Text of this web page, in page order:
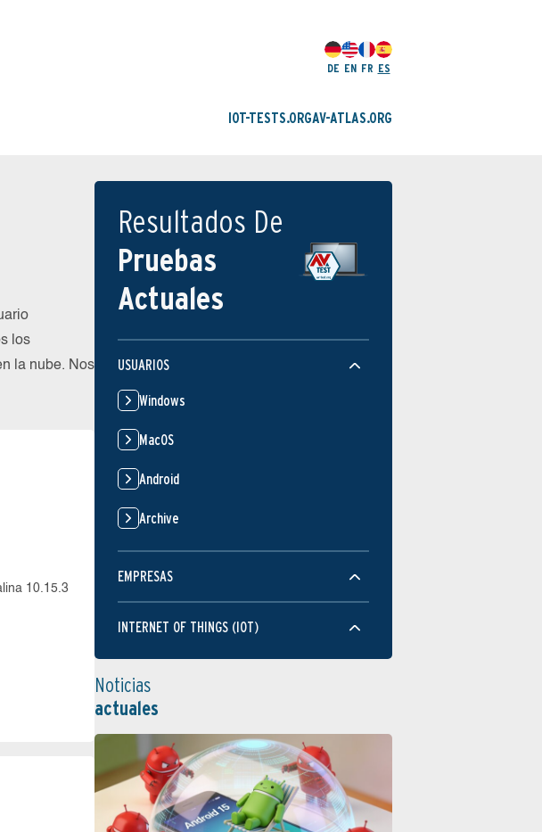
DE EN FR ES
IOT-TESTS.ORGAV-ATLAS.ORG
los
la nube. Nos
10.15.3
Resultados De
Pruebas
Actuales
USUARIOS
Windows
MacOS
Android
Archive
EMPRESAS
INTERNET OF THINGS (IOT)
Noticias
actuales